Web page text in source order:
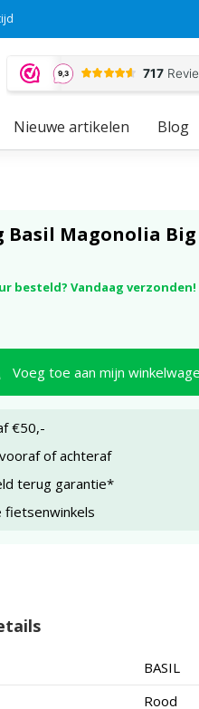
Blog
Nieuwe artikelen
Basil Magonolia Big
besteld? Vandaag verzonden!
Voeg toe aan mijn
€50,-
of achteraf
terug garantie*
fietsenwinkels
BASIL
Rood